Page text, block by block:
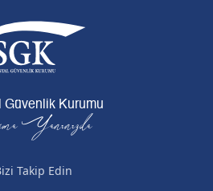
Güvenlik Kurumu
Yanınızda
Takip Edin